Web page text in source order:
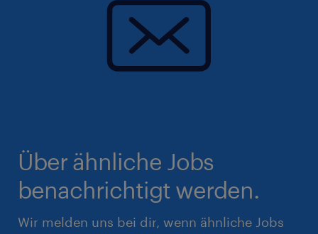
Über ähnliche Jobs
benachrichtigt werden.
Wir melden uns bei dir, wenn ähnliche Jobs